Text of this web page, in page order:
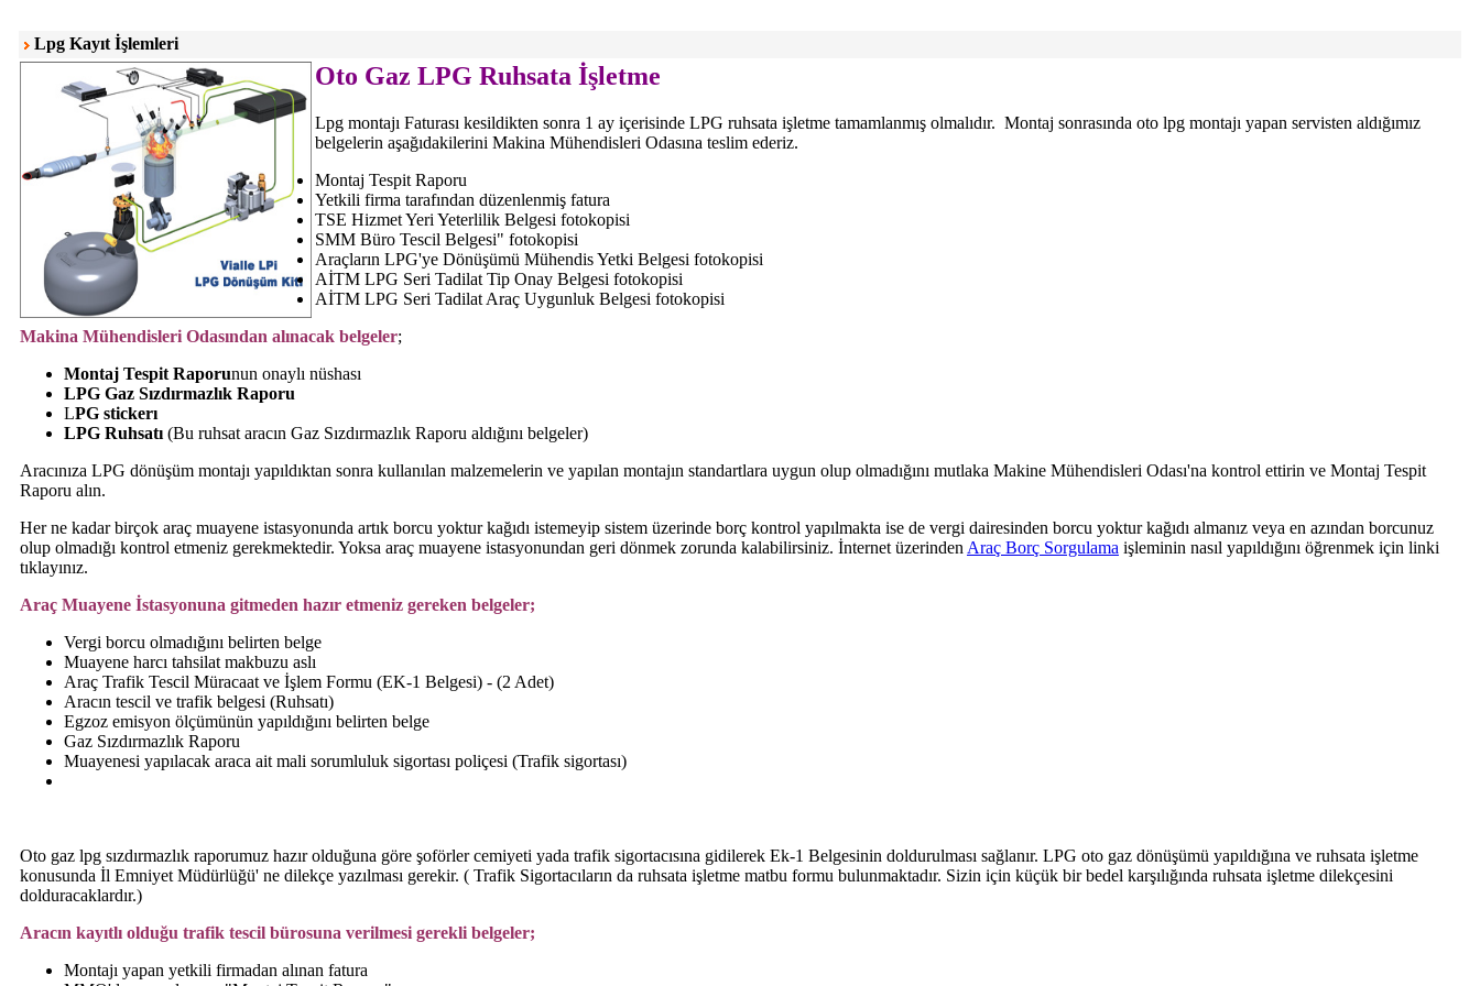
Lpg Kayıt İşlemleri
Oto Gaz LPG Ruhsata İşletme
Lpg montajı Faturası kesildikten sonra 1 ay içerisinde LPG ruhsata işletme tamamlanmış olmalıdır. Montaj sonrasında oto lpg montajı yapan servisten aldığımız
belgelerin aşağıdakilerini Makina Mühendisleri Odasına teslim ederiz.
Montaj Tespit Raporu
Yetkili firma tarafından düzenlenmiş fatura
TSE Hizmet Yeri Yeterlilik Belgesi fotokopisi
SMM Büro Tescil Belgesi" fotokopisi
Araçların LPG'ye Dönüşümü Mühendis Yetki Belgesi fotokopisi
AİTM LPG Seri Tadilat Tip Onay Belgesi fotokopisi
AİTM LPG Seri Tadilat Araç Uygunluk Belgesi fotokopisi
Makina Mühendisleri Odasından alınacak belgeler;
Montaj Tespit Raporunun onaylı nüshası
LPG Gaz Sızdırmazlık Raporu
LPG stickerı
LPG Ruhsatı (Bu ruhsat aracın Gaz Sızdırmazlık Raporu aldığını belgeler)
Aracınıza LPG dönüşüm montajı yapıldıktan sonra kullanılan malzemelerin ve yapılan montajın standartlara uygun olup olmadığını mutlaka Makine Mühendisleri Odası'na kontrol ettirin ve Montaj Tespit
Raporu alın.
Her ne kadar birçok araç muayene istasyonunda artık borcu yoktur kağıdı istemeyip sistem üzerinde borç kontrol yapılmakta ise de vergi dairesinden borcu yoktur kağıdı almanız veya en azından borcunuz
olup olmadığı kontrol etmeniz gerekmektedir. Yoksa araç muayene istasyonundan geri dönmek zorunda kalabilirsiniz. İnternet üzerinden Araç Borç Sorgulama işleminin nasıl yapıldığını öğrenmek için linki
tıklayınız.
Araç Muayene İstasyonuna gitmeden hazır etmeniz gereken belgeler;
Vergi borcu olmadığını belirten belge
Muayene harcı tahsilat makbuzu aslı
Araç Trafik Tescil Müracaat ve İşlem Formu (EK-1 Belgesi) - (2 Adet)
Aracın tescil ve trafik belgesi (Ruhsatı)
Egzoz emisyon ölçümünün yapıldığını belirten belge
Gaz Sızdırmazlık Raporu
Muayenesi yapılacak araca ait mali sorumluluk sigortası poliçesi (Trafik sigortası)
Oto gaz lpg sızdırmazlık raporumuz hazır olduğuna göre şoförler cemiyeti yada trafik sigortacısına gidilerek Ek-1 Belgesinin doldurulması sağlanır. LPG oto gaz dönüşümü yapıldığına ve ruhsata işletme
konusunda İl Emniyet Müdürlüğü' ne dilekçe yazılması gerekir. ( Trafik Sigortacıların da ruhsata işletme matbu formu bulunmaktadır. Sizin için küçük bir bedel karşılığında ruhsata işletme dilekçesini
dolduracaklardır.)
Aracın kayıtlı olduğu trafik tescil bürosuna verilmesi gerekli belgeler;
Montajı yapan yetkili firmadan alınan fatura